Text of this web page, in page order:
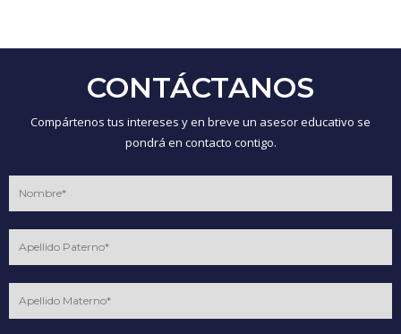
CONTÁCTANOS
Compártenos tus intereses y en breve un asesor educativo se
pondrá en contacto contigo.